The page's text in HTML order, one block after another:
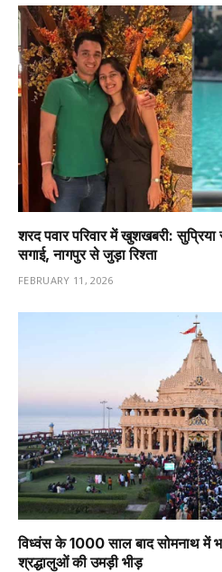
शरद पवार परिवार में खुशखबरी:
सगाई, नागपुर से जुड़ा रिश्ता
FEBRUARY 11, 2026
विध्वंस के 1000 साल बाद सोमनाथ में
श्रद्धालुओं की उमड़ी भीड़